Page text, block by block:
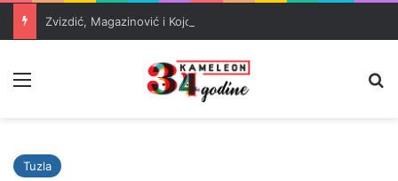
Tuzla